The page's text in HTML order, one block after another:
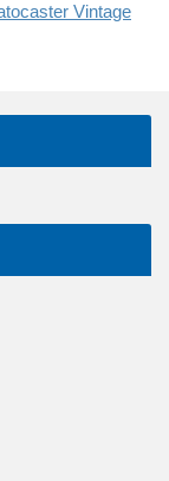
Vintage